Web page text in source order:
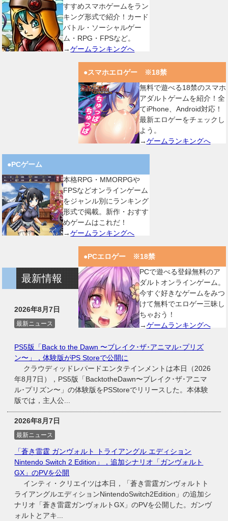
すすめスマホゲームをラン
キング形式で紹介！カード
バトル・ソーシャルゲー
ム・RPG・FPSなど。
→ゲームランキングへ
●スマホエロゲー ※18禁
無料で遊べる18禁のスマホ
アダルトゲームを紹介！全
てiPhone、Android対応！
最新エロゲーをチェックし
よう。
→ゲームランキングへ
●PCゲーム
本格RPG・MMORPGや
FPSなどオンラインゲーム
をジャンル別にランキング
形式で掲載。新作・おすす
めゲームはこれだ！
→ゲームランキングへ
●PCエロゲー ※18禁
PCで遊べる登録無料のア
ダルトオンラインゲーム。
今すぐ好きなゲームをみつ
けて無料でエロゲー三昧し
ちゃおう！
→ゲームランキングへ
最新情報
2026年8月7日
最新ニュース
PS5版「Back to the Dawn 〜ブレイク･ザ･アニマル･プリズ
ン〜」，体験版がPS Storeで公開に
クラウディッドレパードエンタテインメントは本日（2026
年8月7日），PS5版「BacktotheDawn〜ブレイク･ザ･アニマ
ル･プリズン〜」の体験版をPSStoreでリリースした。本体験
版では，主人公...
2026年8月7日
最新ニュース
「蒼き雷霆 ガンヴォルト トライアングル エディション
Nintendo Switch 2 Edition」，追加シナリオ「ガンヴォルト
GX」のPVを公開
インティ・クリエイツは本日，「蒼き雷霆ガンヴォルトト
ライアングルエディションNintendoSwitch2Edition」の追加シ
ナリオ「蒼き雷霆ガンヴォルトGX」のPVを公開した。ガンヴ
ォルトとアキ...